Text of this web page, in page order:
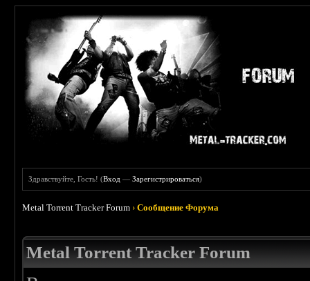
Здравствуйте, Гость! (Вход —Зарегистрироваться)
Metal Torrent Tracker Forum ›Сообщение Форума
Metal Torrent Tracker Forum